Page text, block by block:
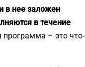
в нее заложен
в течение
программа – это что-